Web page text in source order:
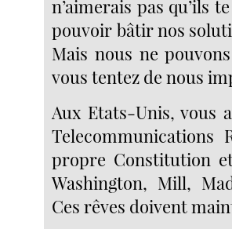
n’aimerais pas qu’ils
pouvoir bâtir nos
Mais nous ne
vous tentez de nous
Aux Etats-Unis, vous
propre Constitution
Washington, Mill,
Ces rêves doivent